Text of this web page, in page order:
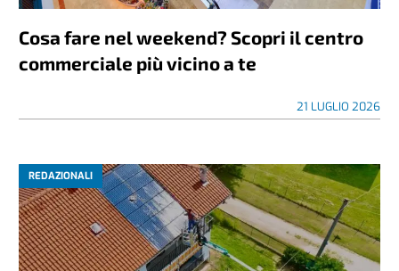
Cosa fare nel weekend? Scopri il centro
commerciale più vicino a te
21 LUGLIO 2026
REDAZIONALI